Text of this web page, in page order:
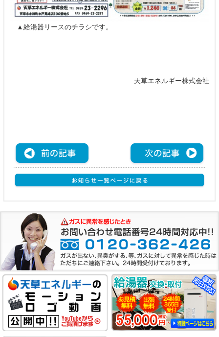
▲給湯器リースのチラシです。
天草エネルギー株式会社